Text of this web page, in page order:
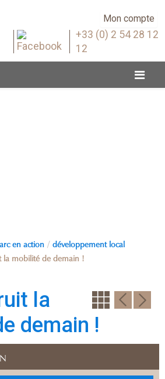
Mon compte
+33 (0) 2 54 28 12
12
en action développement local
la mobilité de demain !
la
demain !